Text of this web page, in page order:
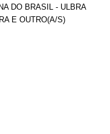
DO BRASIL - ULBRA
E OUTRO(A/S)